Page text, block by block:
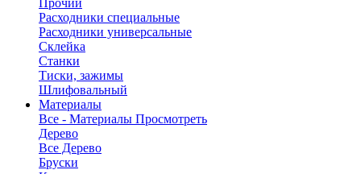
Прочий
Расходники специальные
Расходники универсальные
Склейка
Станки
Тиски, зажимы
Шлифовальный
Материалы
Все - Материалы Просмотреть
Дерево
Все Дерево
Бруски